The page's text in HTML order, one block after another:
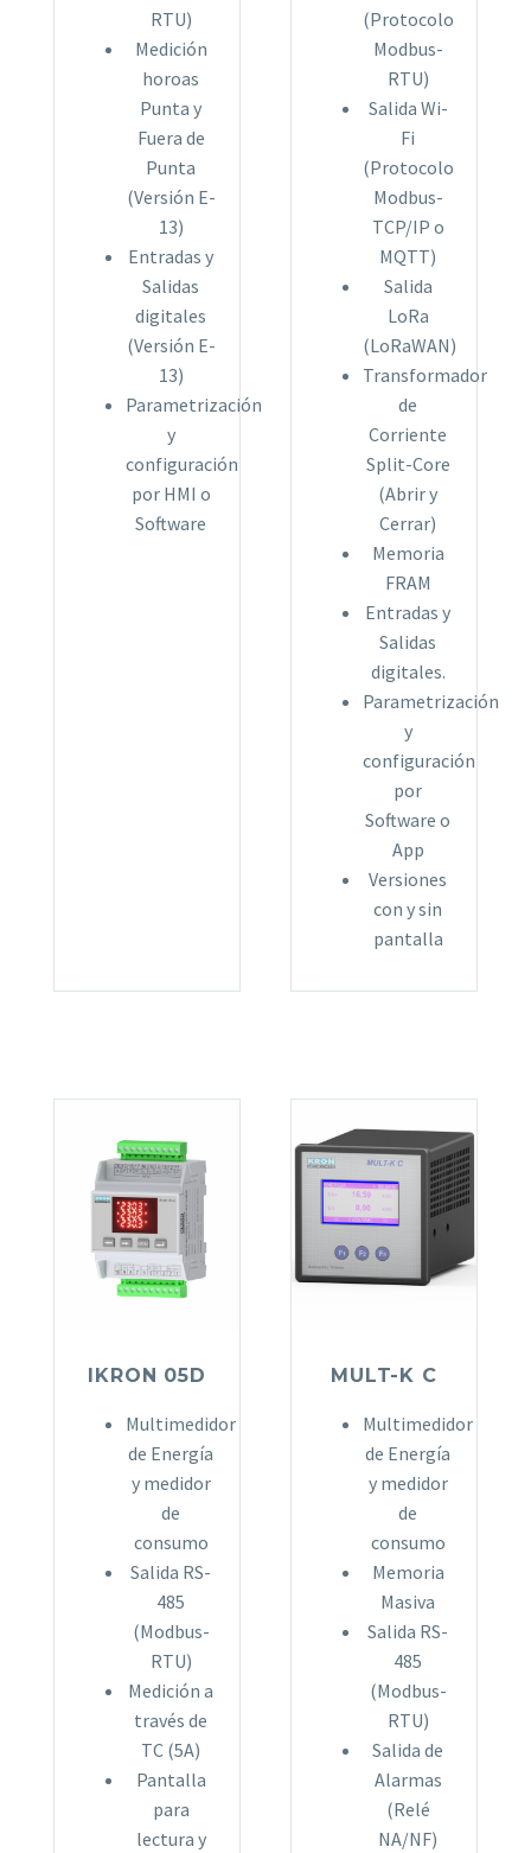
RTU)
Medición
horoas
Punta y
Fuera de
Punta
(Versión E-
13)
Entradas y
Salidas
digitales
(Versión E-
13)
Parametrización
y
configuración
por HMI o
Software
(Protocolo
Modbus-
RTU)
Salida Wi-
Fi
(Protocolo
Modbus-
TCP/IP o
MQTT)
Salida
LoRa
(LoRaWAN)
Transformador
de
Corriente
Split-Core
(Abrir y
Cerrar)
Memoria
FRAM
Entradas y
Salidas
digitales.
Parametrización
y
configuración
por
Software o
App
Versiones
con y sin
pantalla
IKRON 05D
Multimedidor
de Energía
y medidor
de
consumo
Salida RS-
485
(Modbus-
RTU)
Medición a
través de
TC (5A)
Pantalla
para
lectura y
MULT-K C
Multimedidor
de Energía
y medidor
de
consumo
Memoria
Masiva
Salida RS-
485
(Modbus-
RTU)
Salida de
Alarmas
(Relé
NA/NF)